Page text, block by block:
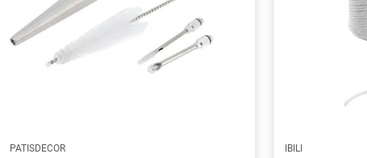
PATISDECOR
IBILI